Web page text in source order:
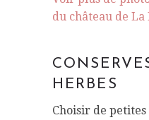
du château de
HERBES
Choisir de